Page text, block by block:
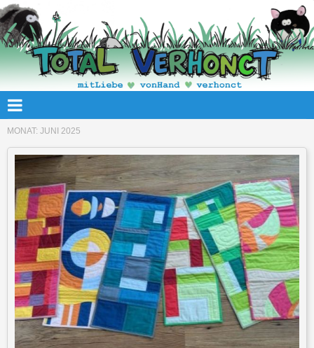
MONAT: JUNI 2025